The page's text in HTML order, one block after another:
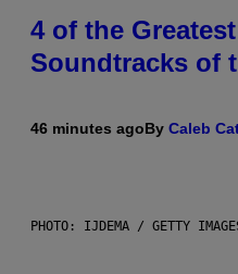
4 of the
Soundtracks of
46 minutes agoBy Caleb
PHOTO: IJDEMA / GETTY